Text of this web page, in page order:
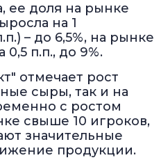
ее доля на рынке
на 1
– до 6,5%, на рынке
0,5 п.п., до 9%.
отмечает рост
сыры, так и на
с ростом
свыше 10 игроков,
значительные
продукции.